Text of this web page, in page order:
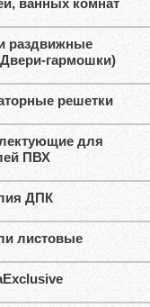
ванных комнат
раздвижные
гармошки)
решетки
для
ПВХ
ДПК
листовые